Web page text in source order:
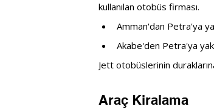
kullanılan otobüs firması.
Amman'dan Petra'ya
Akabe'den Petra'ya
Jett otobüslerinin
Araç Kiralama